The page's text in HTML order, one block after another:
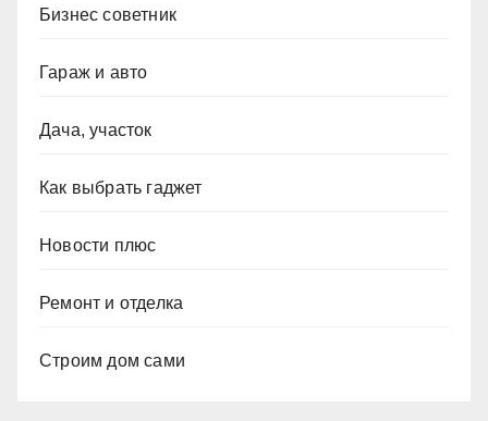
Бизнес советник
Гараж и авто
Дача, участок
Как выбрать гаджет
Новости плюс
Ремонт и отделка
Строим дом сами